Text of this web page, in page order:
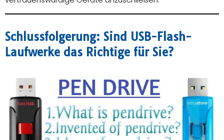
Schlussfolgerung: Sind USB-Flash-
Laufwerke das Richtige für Sie?